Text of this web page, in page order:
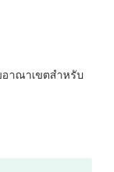
าณาเขตสำหรับ